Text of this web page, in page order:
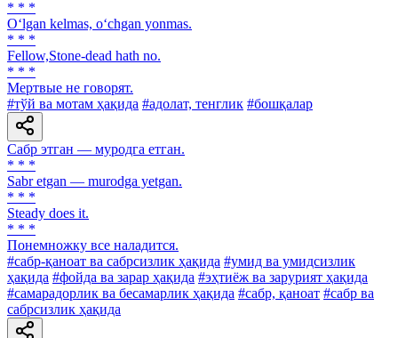
* * *
O‘lgan kelmas, o‘chgan yonmas.
* * *
Fellow,Stone-dead hath no.
* * *
Мертвые не говорят.
#тўй ва мотам ҳақида #адолат, тенглик #бошқалар
Сабр этган — муродга етган.
* * *
Sabr etgan — murodga yetgan.
* * *
Steady does it.
* * *
Понемножку все наладится.
#сабр-қаноат ва сабрсизлик ҳақида #умид ва умидсизлик
ҳақида #фойда ва зарар ҳақида #эҳтиёж ва зарурият ҳақида
#самарадорлик ва бесамарлик ҳақида #сабр, қаноат #сабр ва
сабрсизлик ҳақида